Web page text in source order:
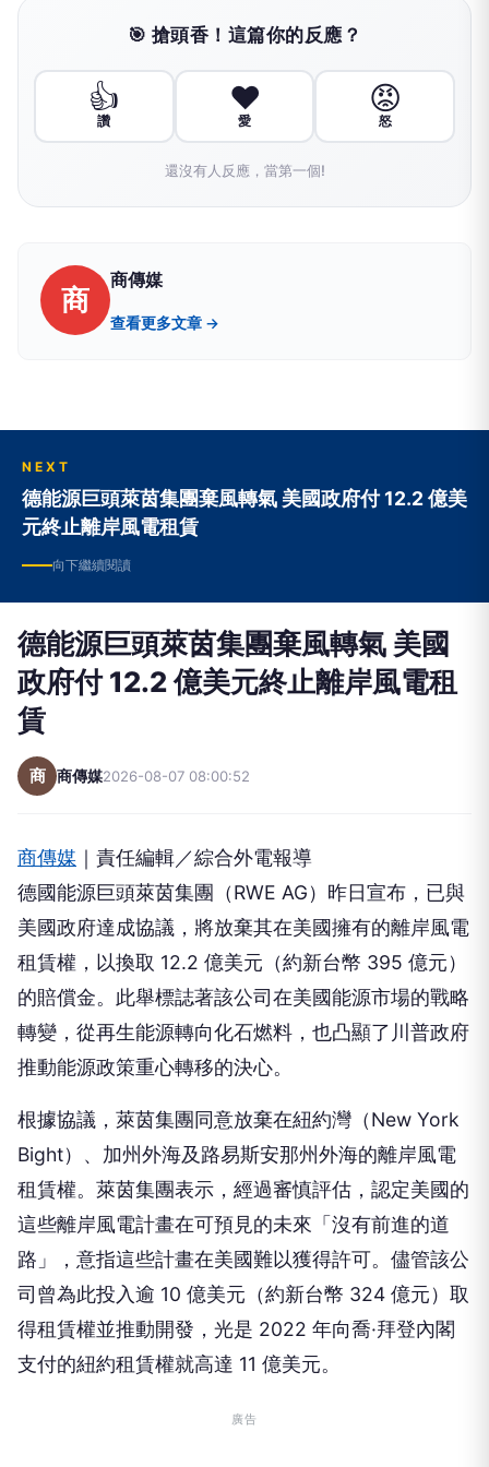
🎯 搶頭香！這篇你的反應？
👍
讚
❤️
愛
😡
怒
還沒有人反應，當第一個!
商
商傳媒
查看更多文章 →
NEXT
德能源巨頭萊茵集團棄風轉氣 美國政府付 12.2 億美
元終止離岸風電租賃
向下繼續閱讀
德能源巨頭萊茵集團棄風轉氣 美國
政府付 12.2 億美元終止離岸風電租
賃
商 商傳媒2026-08-07 08:00:52
商傳媒 ｜責任編輯／綜合外電報導
德國能源巨頭萊茵集團（RWE AG）昨日宣布，已與
美國政府達成協議，將放棄其在美國擁有的離岸風電
租賃權，以換取 12.2 億美元（約新台幣 395 億元）
的賠償金。此舉標誌著該公司在美國能源市場的戰略
轉變，從再生能源轉向化石燃料，也凸顯了川普政府
推動能源政策重心轉移的決心。
根據協議，萊茵集團同意放棄在紐約灣（New York
Bight）、加州外海及路易斯安那州外海的離岸風電
租賃權。萊茵集團表示，經過審慎評估，認定美國的
這些離岸風電計畫在可預見的未來「沒有前進的道
路」，意指這些計畫在美國難以獲得許可。儘管該公
司曾為此投入逾 10 億美元（約新台幣 324 億元）取
得租賃權並推動開發，光是 2022 年向喬·拜登內閣
支付的紐約租賃權就高達 11 億美元。